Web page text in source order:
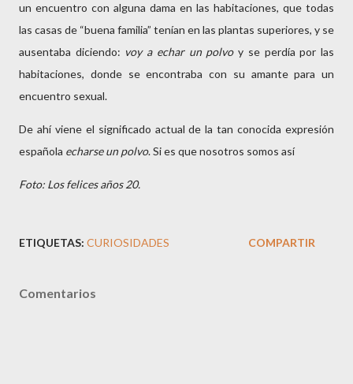
un encuentro con alguna dama en las habitaciones, que todas
las casas de “buena familia” tenían en las plantas superiores, y se
ausentaba diciendo: voy a echar un polvoy se perdía por las
habitaciones, donde se encontraba con su amante para un
encuentro sexual.
De ahí viene el significado actual de la tan conocida expresión
española echarse un polvo. Si es que nosotros somos así
Foto: Los felices años 20.
ETIQUETAS: CURIOSIDADES COMPARTIR
Comentarios